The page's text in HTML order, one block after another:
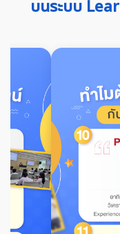
บนระบบ